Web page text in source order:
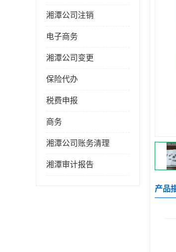
湘潭公司注销
电子商务
湘潭公司变更
保险代办
税费申报
商务
湘潭公司账务清理
湘潭审计报告
产品